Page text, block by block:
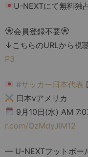
U-NEXTにて無料独
会員登録不要
↓こちらのURLから視
P3
#サッカー日本代表
日本vアメリカ
9月10日(水) AM
r.com/QzMdyJiM12
— U-NEXTフットボー